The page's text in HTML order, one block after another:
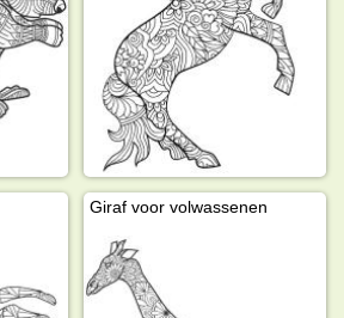
Giraf voor volwassenen